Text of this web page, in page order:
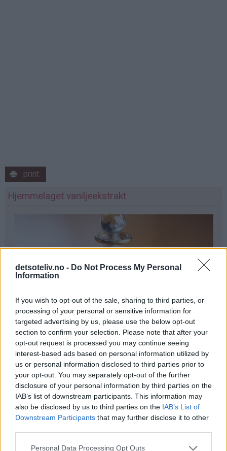
detsoteliv.no - Do Not Process My Personal
Information
If you wish to opt-out of the sale, sharing to third parties, or
processing of your personal or sensitive information for
targeted advertising by us, please use the below opt-out
section to confirm your selection. Please note that after your
opt-out request is processed you may continue seeing
interest-based ads based on personal information utilized by
us or personal information disclosed to third parties prior to
your opt-out. You may separately opt-out of the further
disclosure of your personal information by third parties on the
IAB’s list of downstream participants. This information may
also be disclosed by us to third parties on the IAB’s List of
Downstream Participants that may further disclose it to other
Personal Data Processing Opt Outs
print
Hjemmelaget vaniljeekstrakt
Ingredienser
♥2-3 dl brennevin (vodka, konjakk eller rom)
♥2-3 vaniljestenger
Fremgangsmåte